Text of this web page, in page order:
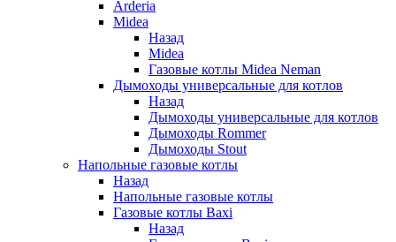
Arderia
Midea
Назад
Midea
Газовые котлы Midea Neman
Дымоходы универсальные для котлов
Назад
Дымоходы универсальные для котлов
Дымоходы Rommer
Дымоходы Stout
Напольные газовые котлы
Назад
Напольные газовые котлы
Газовые котлы Baxi
Назад